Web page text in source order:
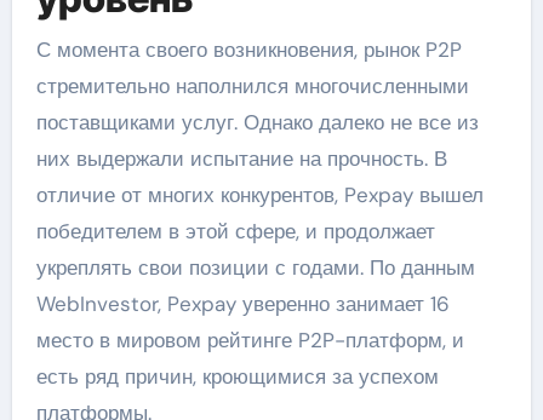
С момента своего возникновения, рынок P2P
стремительно наполнился многочисленными
поставщиками услуг. Однако далеко не все из
них выдержали испытание на прочность. В
отличие от многих конкурентов, Pexpay вышел
победителем в этой сфере, и продолжает
укреплять свои позиции с годами. По данным
WebInvestor, Pexpay уверенно занимает 16
место в мировом рейтинге P2P-платформ, и
есть ряд причин, кроющимися за успехом
платформы.